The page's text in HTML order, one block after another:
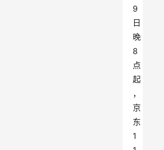
9
日
晚
8
点
起
，
京
东
1